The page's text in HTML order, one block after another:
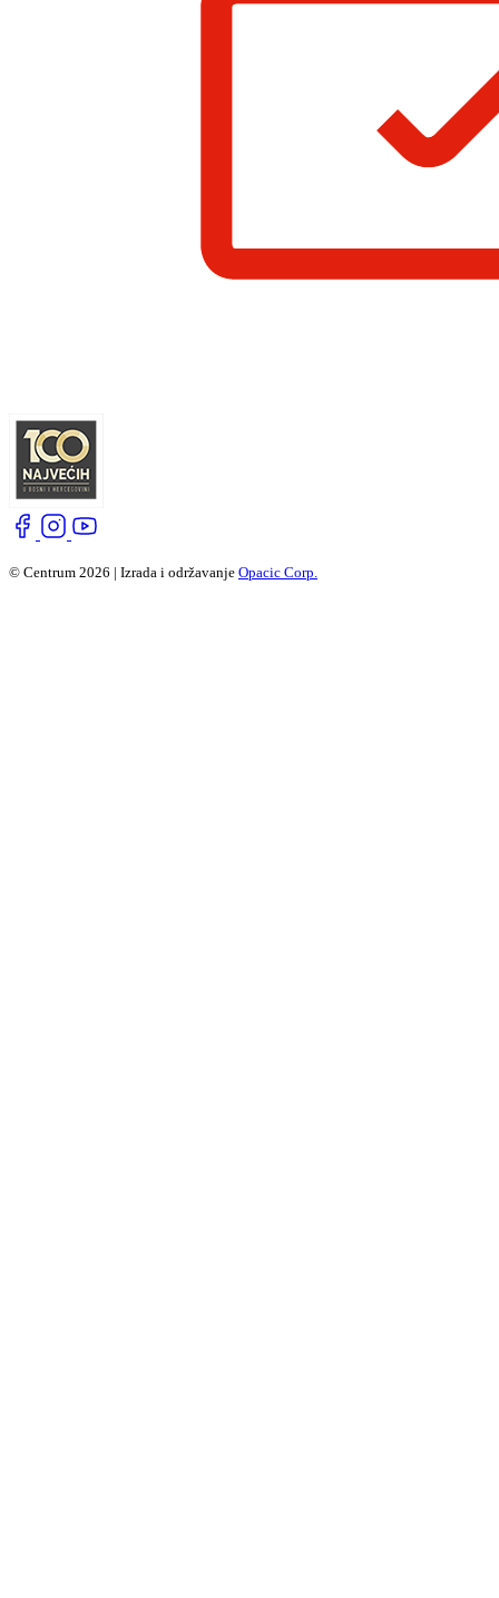
© Centrum 2026 | Izrada i održavanje Opacic Corp.